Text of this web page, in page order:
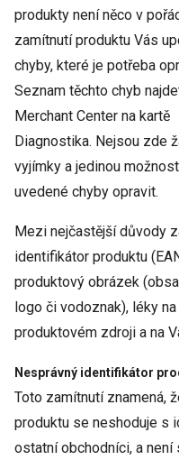
produkty není něco v
zamítnutí produktu Vás
chyby, které je potřeba
Seznam těchto chyb
Merchant Center na kartě
Diagnostika. Nejsou zde
vyjímky a jedinou
uvedené chyby opravit.
Mezi nejčastější důvody
identifikátor produktu
produktový obrázek
logo či vodoznak), léky
produktovém zdroji a na
Nesprávný identifikátor
Toto zamítnutí znamená,
produktu se neshoduje s
ostatní obchodníci, a není